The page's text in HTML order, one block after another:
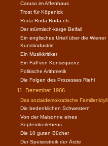
Caruso im Affenhaus
Trost für Köpenick
Roda Roda Roda etc.
Der stürmisch-karge Beifall
Ein englisches Urteil über die Wiener
Kunstindustrie
Ein Musikkritiker
Ein Fall von Konsequenz
Politische Arithmetik
Die Folgen des Prozesses Riehl
11. Dezember 1906
Das sozialdemokratische Familienidyll
Die bedenklichen Schwestern
Von der Maisonne eines
Septemberlebens
Die 10 guten Bücher
Der Speisestreik der Ärzte